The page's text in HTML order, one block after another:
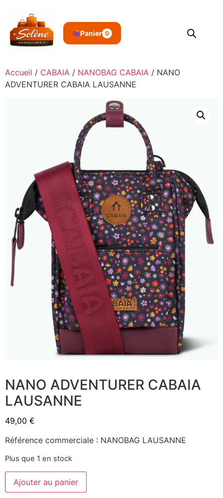
Panier 0
Accueil / CABAIA / NANOBAG CABAIA / NANO
ADVENTURER CABAIA LAUSANNE
NANO ADVENTURER CABAIA
LAUSANNE
49,00 €
Référence commerciale : NANOBAG LAUSANNE
Plus que 1 en stock
Ajouter au panier